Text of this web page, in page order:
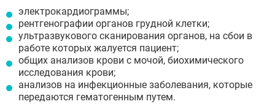
электрокардиограммы;
рентгенографии органов грудной клетки;
ультразвукового сканирования органов, на сбои в
работе которых жалуется пациент;
общих анализов крови с мочой, биохимического
исследования крови;
анализов на инфекционные заболевания, которые
передаются гематогенным путем.